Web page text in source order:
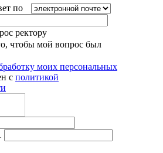
по
ректору
чтобы мой вопрос был
моих персональных
с политикой